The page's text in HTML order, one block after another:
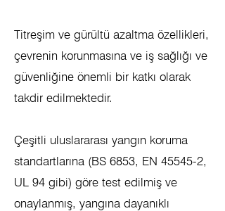
Titreşim ve gürültü azaltma özellikleri,
çevrenin korunmasına ve iş sağlığı ve
güvenliğine önemli bir katkı olarak
takdir edilmektedir.
Çeşitli uluslararası yangın koruma
standartlarına (BS 6853, EN 45545-2,
UL 94 gibi) göre test edilmiş ve
onaylanmış, yangına dayanıklı